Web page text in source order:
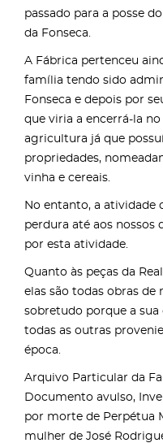
passado para a posse
da Fonseca.
A Fábrica pertenceu
família tendo sido
Fonseca e depois por
que viria a encerrá-la no
agricultura já que
propriedades,
vinha e cereais.
No entanto, a atividade
perdura até aos nossos
por esta atividade.
Quanto às peças da
elas são todas obras de
sobretudo porque a
todas as outras
época.
Arquivo Particular da
Documento avulso,
por morte de Perpétua
mulher de José